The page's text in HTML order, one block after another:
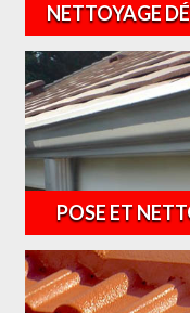
NETTOYAGE
POSE ET